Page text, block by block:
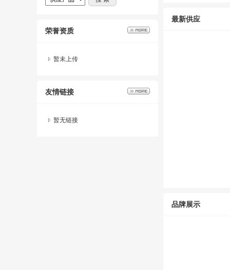
荣誉资质
暂未上传
友情链接
暂无链接
最新供应
品牌展示